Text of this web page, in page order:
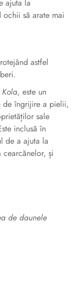
ajuta la
să arate mai
astfel
, este un
de îngrijire a pielii,
sale
inclusă în
de a ajuta la
și
de daunele